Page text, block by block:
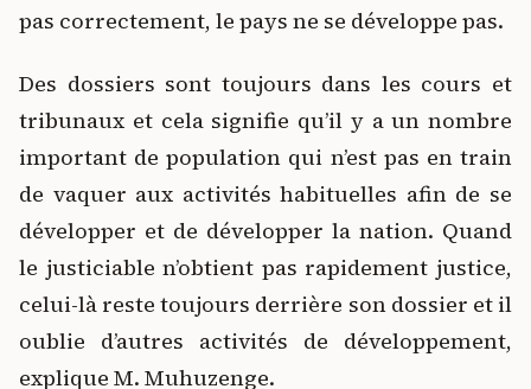
pas correctement, le pays ne se développe pas.
Des dossiers sont toujours dans les cours et
tribunaux et cela signifie qu’il y a un nombre
important de population qui n’est pas en train
de vaquer aux activités habituelles afin de se
développer et de développer la nation. Quand
le justiciable n’obtient pas rapidement justice,
celui-là reste toujours derrière son dossier et il
oublie d’autres activités de développement,
explique M. Muhuzenge.